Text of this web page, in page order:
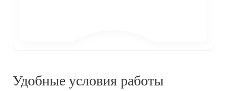
Удобные условия работы